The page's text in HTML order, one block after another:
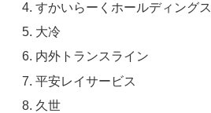
すかいらーくホールディングス
大冷
内外トランスライン
平安レイサービス
久世